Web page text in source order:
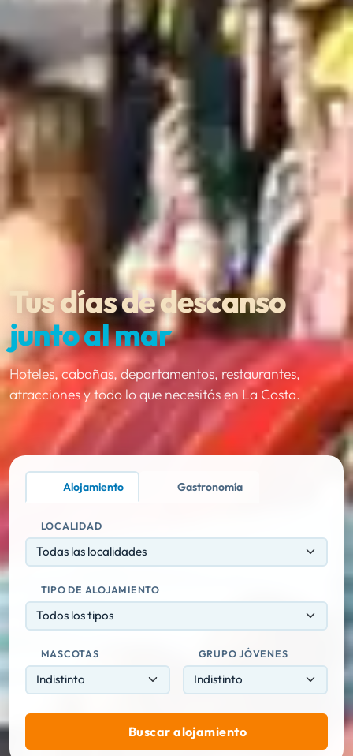
Tus días de descanso
junto al mar
Hoteles, cabañas, departamentos, restaurantes,
atracciones y todo lo que necesitás en La Costa.
Alojamiento Gastronomía
LOCALIDAD
Todas las localidades
TIPO DE ALOJAMIENTO
Todos los tipos
MASCOTAS GRUPO JÓVENES
Buscar alojamiento